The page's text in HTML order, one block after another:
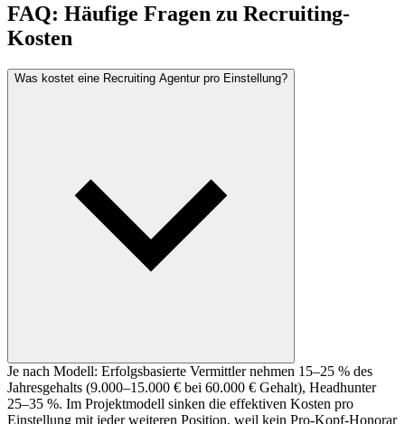
FAQ: Häufige Fragen zu Recruiting-
Kosten
Was kostet eine Recruiting Agentur pro Einstellung?
Je nach Modell: Erfolgsbasierte Vermittler nehmen 15–25 % des
Jahresgehalts (9.000–15.000 € bei 60.000 € Gehalt), Headhunter
25–35 %. Im Projektmodell sinken die effektiven Kosten pro
Einstellung mit jeder weiteren Position, weil kein Pro-Kopf-Honorar